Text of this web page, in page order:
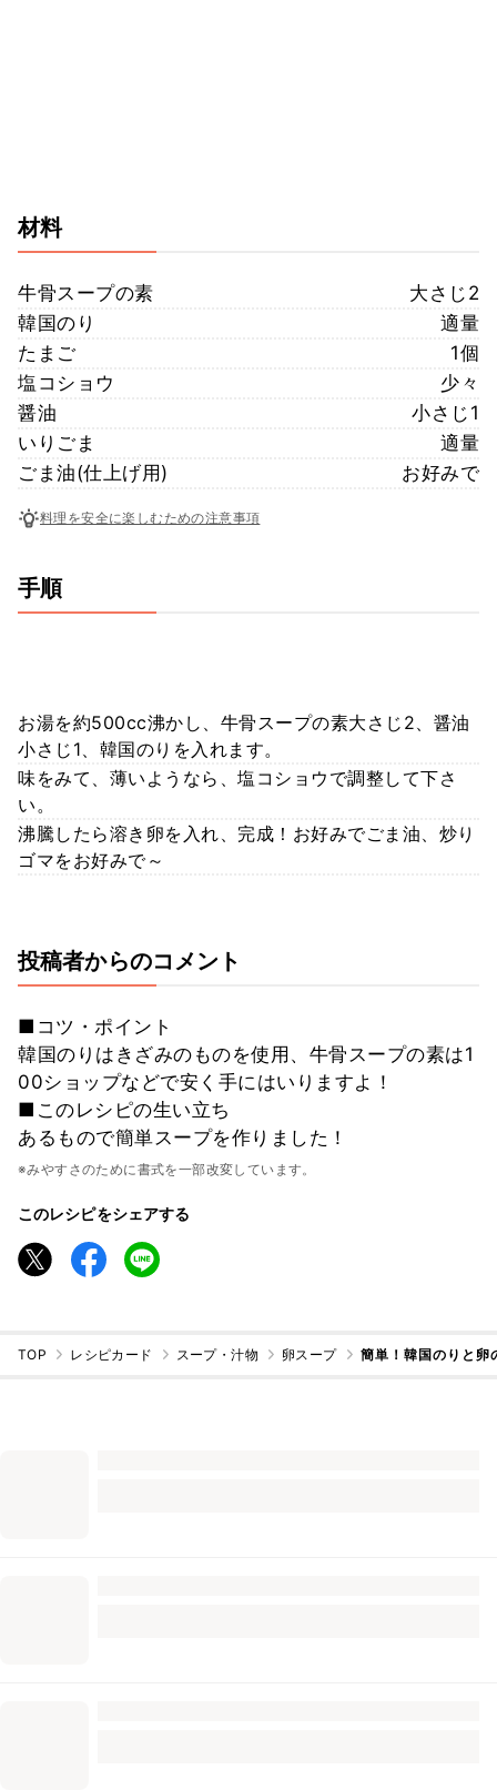
材料
牛骨スープの素
大さじ2
韓国のり
適量
たまご
1個
塩コショウ
少々
醤油
小さじ1
いりごま
適量
ごま油(仕上げ用)
お好みで
料理を安全に楽しむための注意事項
手順
お湯を約500cc沸かし、牛骨スープの素大さじ2、醤油
小さじ1、韓国のりを入れます。
味をみて、薄いようなら、塩コショウで調整して下さ
い。
沸騰したら溶き卵を入れ、完成！お好みでごま油、炒り
ゴマをお好みで～
投稿者からのコメント
■コツ・ポイント
韓国のりはきざみのものを使用、牛骨スープの素は1
00ショップなどで安く手にはいりますよ！
■このレシピの生い立ち
あるもので簡単スープを作りました！
※みやすさのために書式を一部改変しています。
このレシピをシェアする
TOP レシピカード スープ・汁物 卵スープ 簡単！韓国のりと卵